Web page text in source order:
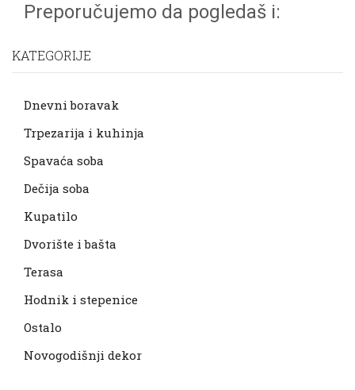
Preporučujemo da pogledaš i:
KATEGORIJE
Dnevni boravak
Trpezarija i kuhinja
Spavaća soba
Dečija soba
Kupatilo
Dvorište i bašta
Terasa
Hodnik i stepenice
Ostalo
Novogodišnji dekor